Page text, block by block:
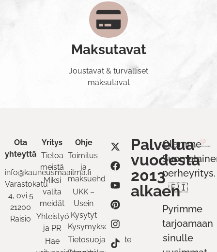
Maksutavat
Joustavat & turvalliset
maksutavat
Ota
yhteyttä
info@kauneusmaailma.fi
Varastokatu
4, ovi 5
21200
Raisio
Yritys
Tietoa
meistä
Miksi
valita
meidät
Yhteistyö
ja PR
Hae
Ohje
Toimitus-
ja
maksuehdot
UKK –
Usein
Kysytyt
Kysymykset
Tietosuojaseloste
Palvelua
vuodesta
2013
alkaen
Olemme
perheyritys.
🇫🇮
Pyrimme
tarjoamaan
sinulle